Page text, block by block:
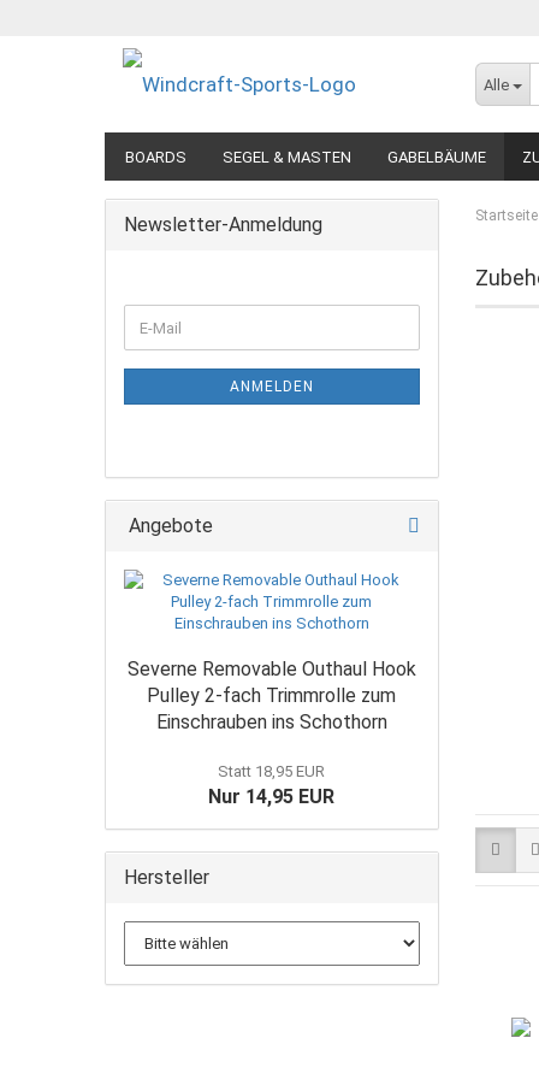
Alle
BOARDS SEGEL & MASTEN GABELBÄUME
Startseite
Newsletter-Anmeldung
ZUR
E-
Mail
ANMELDEN
Angebote
Severne Removable Outhaul Hook
Pulley 2-fach Trimmrolle zum
Einschrauben ins Schothorn
Statt 18,95 EUR
Nur 14,95 EUR
Hersteller